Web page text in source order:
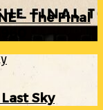
– The Final
Sky